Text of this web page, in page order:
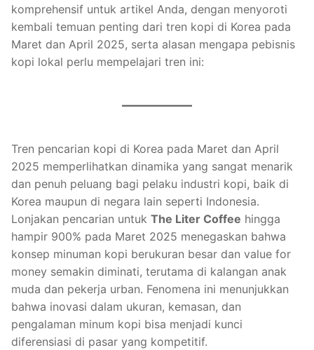
komprehensif untuk artikel Anda, dengan menyoroti
kembali temuan penting dari tren kopi di Korea pada
Maret dan April 2025, serta alasan mengapa pebisnis
kopi lokal perlu mempelajari tren ini:
Tren pencarian kopi di Korea pada Maret dan April
2025 memperlihatkan dinamika yang sangat menarik
dan penuh peluang bagi pelaku industri kopi, baik di
Korea maupun di negara lain seperti Indonesia.
Lonjakan pencarian untuk The Liter Coffee hingga
hampir 900% pada Maret 2025 menegaskan bahwa
konsep minuman kopi berukuran besar dan value for
money semakin diminati, terutama di kalangan anak
muda dan pekerja urban. Fenomena ini menunjukkan
bahwa inovasi dalam ukuran, kemasan, dan
pengalaman minum kopi bisa menjadi kunci
diferensiasi di pasar yang kompetitif.